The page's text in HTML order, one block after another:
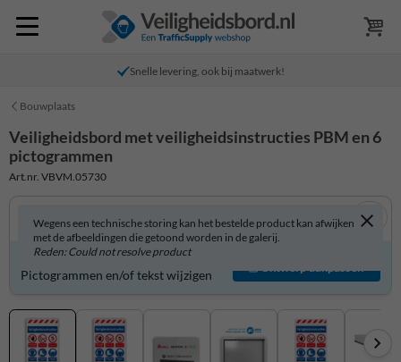
Snelle levering, ook bij maatwerk!
Bouwplaats
Veiligheidsbord met veiligheidsinstructies PBM en 6
pictogrammen
Art.nr. VBVM.05730
Wegens een technische storing kan het bestelde product kan afwijken
met de afbeeldingen die getoond worden in de galerij.
Reden: Could not resolve product
Veiligheidsbord zelf aanpassen?
Pictogrammen en/of tekst wijzigen
Ontwerp aanpassen